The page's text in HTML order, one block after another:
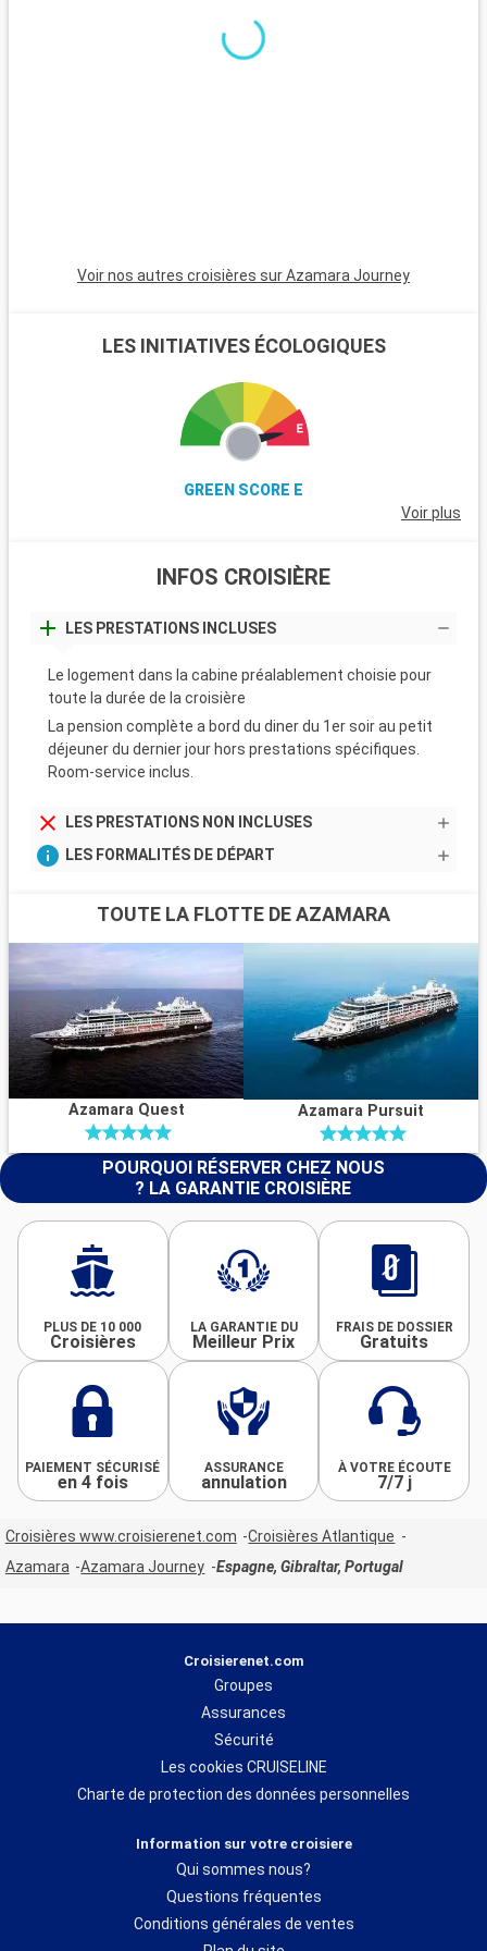
Voir nos autres croisières sur Azamara Journey
LES INITIATIVES ÉCOLOGIQUES
GREEN SCORE E
Voir plus
INFOS CROISIÈRE
LES PRESTATIONS INCLUSES
Le logement dans la cabine préalablement choisie pour
toute la durée de la croisière
La pension complète a bord du diner du 1er soir au petit
déjeuner du dernier jour hors prestations spécifiques.
Room-service inclus.
LES PRESTATIONS NON INCLUSES
LES FORMALITÉS DE DÉPART
TOUTE LA FLOTTE DE AZAMARA
Azamara Quest Azamara Pursuit
POURQUOI RÉSERVER CHEZ NOUS
? LA GARANTIE CROISIÈRE
PLUS DE 10 000
Croisières
LA GARANTIE DU
Meilleur Prix
FRAIS DE DOSSIER
Gratuits
PAIEMENT SÉCURISÉ
en 4 fois
ASSURANCE
annulation
À VOTRE ÉCOUTE
7/7 j
Croisières www.croisierenet.com
Croisières Atlantique
Azamara
Azamara Journey Espagne, Gibraltar, Portugal
Croisierenet.com
Groupes
Assurances
Sécurité
Les cookies CRUISELINE
Charte de protection des données personnelles
Information sur votre croisiere
Qui sommes nous?
Questions fréquentes
Conditions générales de ventes